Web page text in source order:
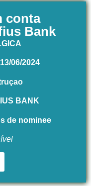
conta
Bank
13/06/2024
BANK
de nominee